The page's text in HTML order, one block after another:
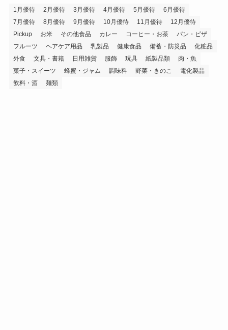
1月優待 2月優待 3月優待 4月優待 5月優待
6月優待
7月優待
8月優待 9月優待 10月優待 11月優待
12月優待
Pickup
お米 その他食品 カレー コーヒー・お茶
パン・ピザ
フルーツ
ヘアケア用品 乳製品 健康食品 備蓄・防災品
化粧品
外食
文具・書籍 日用雑貨 服飾 玩具 紙製品類
肉・魚
菓子・スイーツ
蜂蜜・ジャム 調味料 野菜・きのこ
電化製品
飲料・酒
麺類